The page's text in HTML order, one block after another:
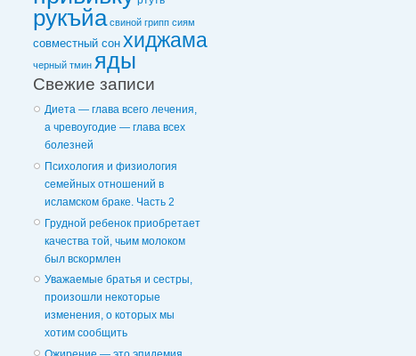
рукъйа свиной грипп сиям
совместный сон хиджама
черный тмин яды
Свежие записи
Диета — глава всего лечения,
а чревоугодие — глава всех
болезней
Психология и физиология
семейных отношений в
исламском браке. Часть 2
Грудной ребенок приобретает
качества той, чьим молоком
был вскормлен
Уважаемые братья и сестры,
произошли некоторые
изменения, о которых мы
хотим сообщить